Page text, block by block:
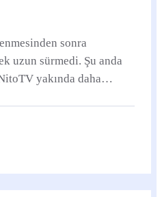
sonra
uzun sürmedi. Şu anda
yakında daha